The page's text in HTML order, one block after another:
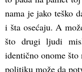
nama je jako teško
i šta osećaju. A
što drugi ljudi
identično onome
politiku može da